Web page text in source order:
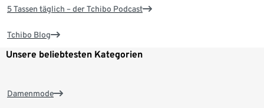
5 Tassen täglich – der Tchibo Podcast
Tchibo Blog
Unsere beliebtesten Kategorien
Damenmode